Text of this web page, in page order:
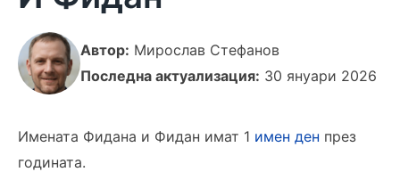
Автор: Мирослав Стефанов
Последна актуализация: 30 януари 2026
Имената Фидана и Фидан имат 1 имен ден през
годината.